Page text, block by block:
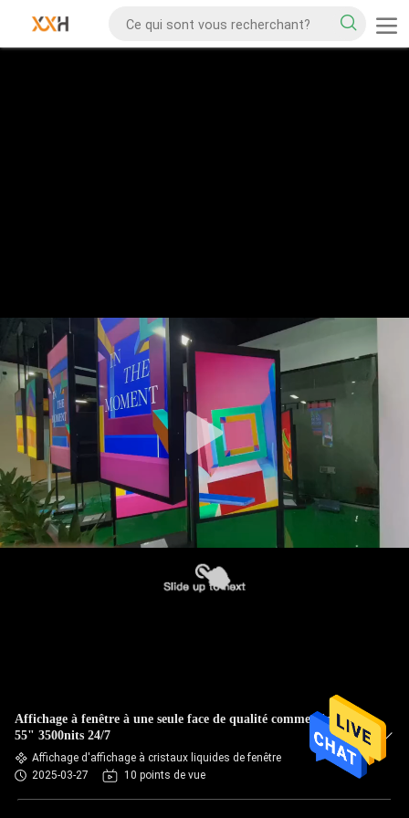
Affichage à fenêtre à une seule face de qualité commerciale de
55" 3500nits 24/7
Affichage d'affichage à cristaux liquides de fenêtre
2025-03-27
10 points de vue